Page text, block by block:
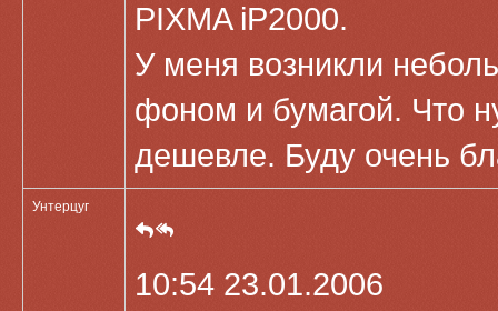
PIXMA iP2000.
У меня возникли
фоном и бумагой. Что
дешевле. Буду очень
Унтерцуг
10:54 23.01.2006